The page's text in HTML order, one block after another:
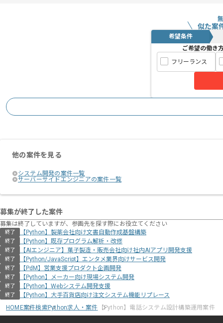
似た案
希望条件
ご希望の働き
フリーランス
他の案件を見る
システム開発の案件一覧
サーバーサイドエンジニアの案件一覧
募集が終了した案件
募集は終了していますが、参画先を探す際にお役立てください
終了 【Python】製薬会社向け文書自動作成基盤構築
終了 【Python】既存プログラム解析・改修
終了 【AIエンジニア】菓子製造・販売会社向け社内AIアプリ開発支援
終了 【Python/JavaScript】エンタメ業界向けサービス開発
終了 【PdM】営業支援プロダクト企画開発
終了 【Python】メーカー向け現場システム開発
終了 【Python】Webシステム開発支援
終了
【Python】大手百貨店向け注文システム機能リプレース
HOME案件検索Python求人・案件 【Python】電話システム設計構築運用案件